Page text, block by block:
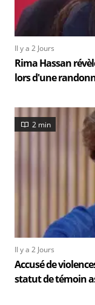
Il y a 2 Jours
Rima Hassan
lors d'une
2 min
Il y a 2 Jours
Accusé de
statut de témoin